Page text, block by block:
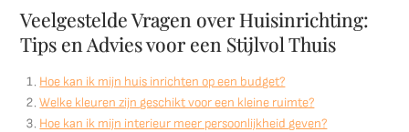
Veelgestelde Vragen over Huisinrichting:
Tips en Advies voor een Stijlvol Thuis
Hoe kan ik mijn huis inrichten op een budget?
Welke kleuren zijn geschikt voor een kleine ruimte?
Hoe kan ik mijn interieur meer persoonlijkheid geven?